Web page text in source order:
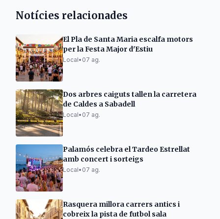
Notícies relacionades
El Pla de Santa Maria escalfa motors
per la Festa Major d'Estiu
Local• 07 ag.
Dos arbres caiguts tallen la carretera
de Caldes a Sabadell
Local• 07 ag.
Palamós celebra el Tardeo Estrellat
amb concert i sorteigs
Local• 07 ag.
Rasquera millora carrers antics i
cobreix la pista de futbol sala